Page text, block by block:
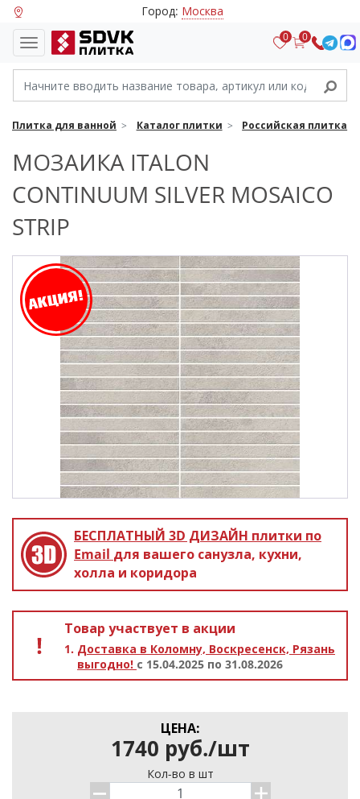
Город: Москва
0 0
Плитка для ванной Каталог плитки Российская плитка
МОЗАИКА ITALON
CONTINUUM SILVER MOSAICO
STRIP
БЕСПЛАТНЫЙ 3D ДИЗАЙН плитки по
Email для вашего санузла, кухни,
холла и коридора
Товар участвует в акции
Доставка в Коломну, Воскресенск, Рязань
выгодно! с 15.04.2025 по 31.08.2026
ЦЕНА:
1740 руб./шт
Кол-во в шт